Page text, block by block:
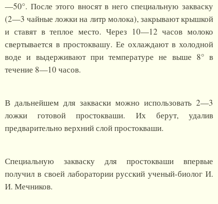
—50°. После этого вносят в него специальную закваску
(2—3 чайные ложки на литр молока), закрывают крышкой
и ставят в теплое место. Через 10—12 часов молоко
свертывается в простоквашу. Ее охлаждают в холодной
воде и выдерживают при температуре не выше 8° в
течение 8—10 часов.
В дальнейшем для закваски можно использовать 2—3
ложки готовой простокваши. Их берут, удалив
предварительно верхний слой простокваши.
Специальную закваску для простокваши впервые
получил в своей лаборатории русский ученый-биолог И.
И. Мечников.